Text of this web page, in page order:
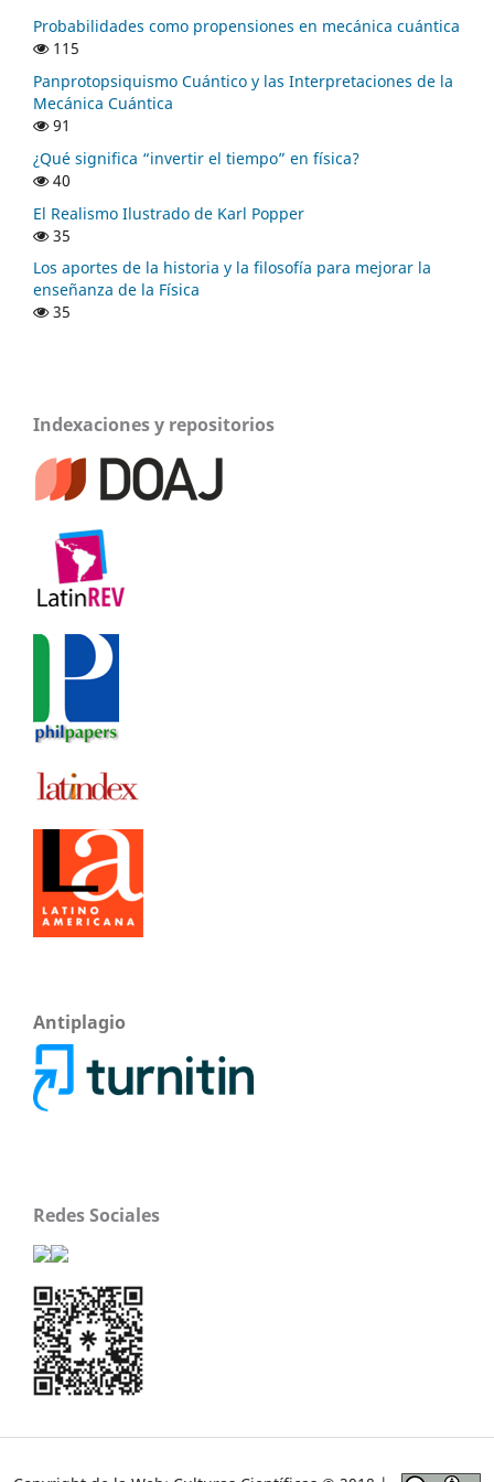
Probabilidades como propensiones en mecánica cuántica
115
Panprotopsiquismo Cuántico y las Interpretaciones de la
Mecánica Cuántica
91
¿Qué significa “invertir el tiempo” en física?
40
El Realismo Ilustrado de Karl Popper
35
Los aportes de la historia y la filosofía para mejorar la
enseñanza de la Física
35
Indexaciones y repositorios
Antiplagio
Redes Sociales